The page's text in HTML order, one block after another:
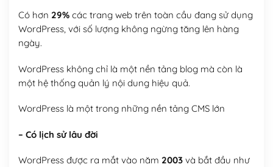
Có hơn 29%các trang web trên toàn cầu đang sử dụng
WordPress, với số lượng không ngừng tăng lên hàng
ngày.
WordPress không chỉ là một nền tảng blog mà còn là
một hệ thống quản lý nội dung hiệu quả.
WordPress là một trong những nền tảng CMS lớn
– Có lịch sử lâu đời
WordPress được ra mắt vào năm 2003và bắt đầu như